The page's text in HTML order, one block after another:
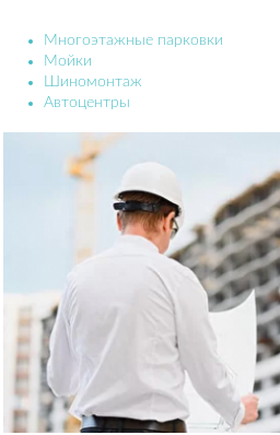
Многоэтажные парковки
Мойки
Шиномонтаж
Автоцентры